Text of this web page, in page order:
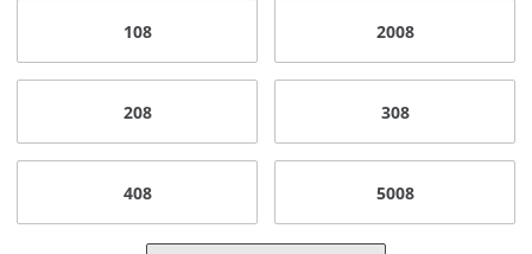
108 2008
208 308
408 5008